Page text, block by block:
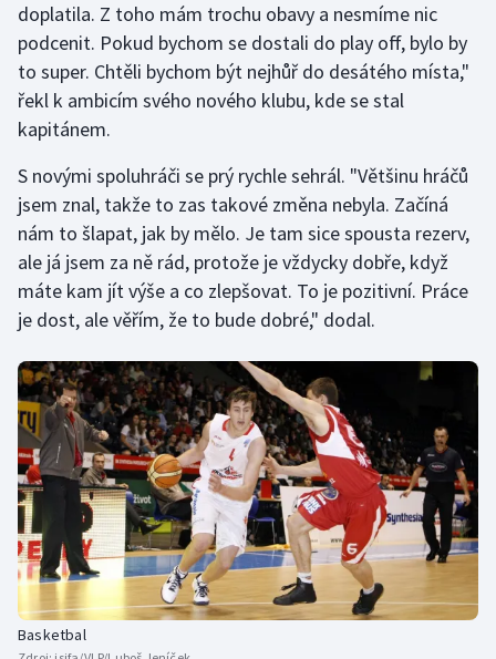
Plážový volejbal
Ragby
Rychlobruslení
Rychlostní kanoistika
Short track
Sportovní střelba
Triatlon
Veslování
Vodní slalom
Volejbal
Ostatní
doplatila. Z toho mám trochu obavy a nesmíme nic
podcenit. Pokud bychom se dostali do play off, bylo by
to super. Chtěli bychom být nejhůř do desátého místa,"
řekl k ambicím svého nového klubu, kde se stal
kapitánem.
S novými spoluhráči se prý rychle sehrál. "Většinu hráčů
jsem znal, takže to zas takové změna nebyla. Začíná
nám to šlapat, jak by mělo. Je tam sice spousta rezerv,
ale já jsem za ně rád, protože je vždycky dobře, když
máte kam jít výše a co zlepšovat. To je pozitivní. Práce
je dost, ale věřím, že to bude dobré," dodal.
Basketbal